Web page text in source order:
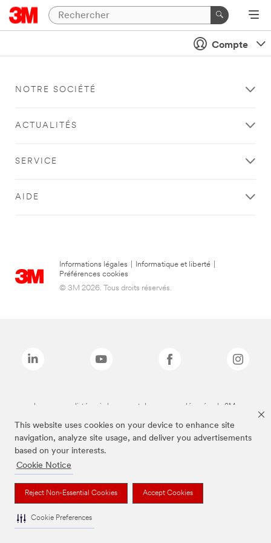
This website uses cookies on your device to enhance site
navigation, analyze site usage, and deliver you advertisements
based on your interests.
Cookie Notice
Reject Non-Essential Cookies Accept Cookies
Cookie Preferences
Compte
NOTRE SOCIÉTÉ
ACTUALITÉS
SERVICE
AIDE
Informations légales Informatique et liberté
Préférences cookies
© 3M 2026. Tous droits réservés.
Les marques listées ci-dessus sont des marques déposées de 3M.